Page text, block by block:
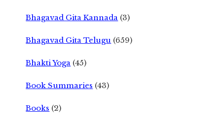
Bhagavad Gita Kannada (3)
Bhagavad Gita Telugu (659)
Bhakti Yoga (45)
Book Summaries (43)
Books (2)